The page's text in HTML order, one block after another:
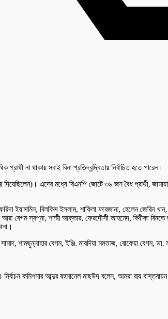
না থাকায় সবাই বিনা প্রতিদ্বন্দ্বিতায় নির্বাচিত হতে পারেন।
এদের মধ্যে বিএনপি জোটে ৩৬ জন বৈধ প্রার্থী,
ইয়াসমিন, বিলকিস ইসলাম, শাকিলা ফারজানা, হেলেন জেরিন
আরা বেগম স্বপ্না, শাম্মী আক্তার, ফেরদৌসী আহমেদ, বিথীকা
শামছুন্নাহার বেগম, ইঞ্জি. মারদিয়া মমতাজ, রোকেয়া বেগম,
কমিশনার আব্দুর রহমানেল মাছউদ বলেন, আমরা রায়